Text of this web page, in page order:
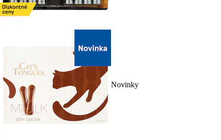
Novinky